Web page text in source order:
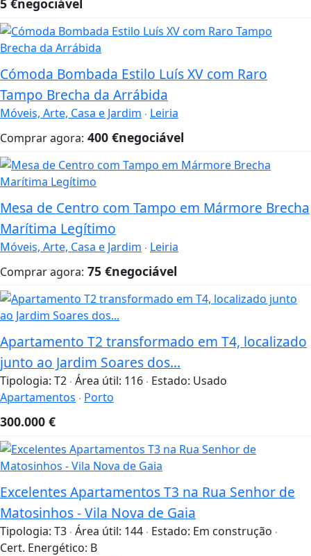
5 €negociável
Cómoda Bombada Estilo Luís XV com Raro
Tampo Brecha da Arrábida
Móveis, Arte, Casa e Jardim
Leiria
Comprar agora: 400 €negociável
Mesa de Centro com Tampo em Mármore Brecha
Marítima Legítimo
Móveis, Arte, Casa e Jardim
Leiria
Comprar agora: 75 €negociável
Apartamento T2 transformado em T4, localizado
junto ao Jardim Soares dos...
Tipologia: T2 Área útil: 116 Estado: Usado
Apartamentos
Porto
300.000 €
Excelentes Apartamentos T3 na Rua Senhor de
Matosinhos - Vila Nova de Gaia
Tipologia: T3 Área útil: 144 Estado: Em construção
Cert. Energético: B